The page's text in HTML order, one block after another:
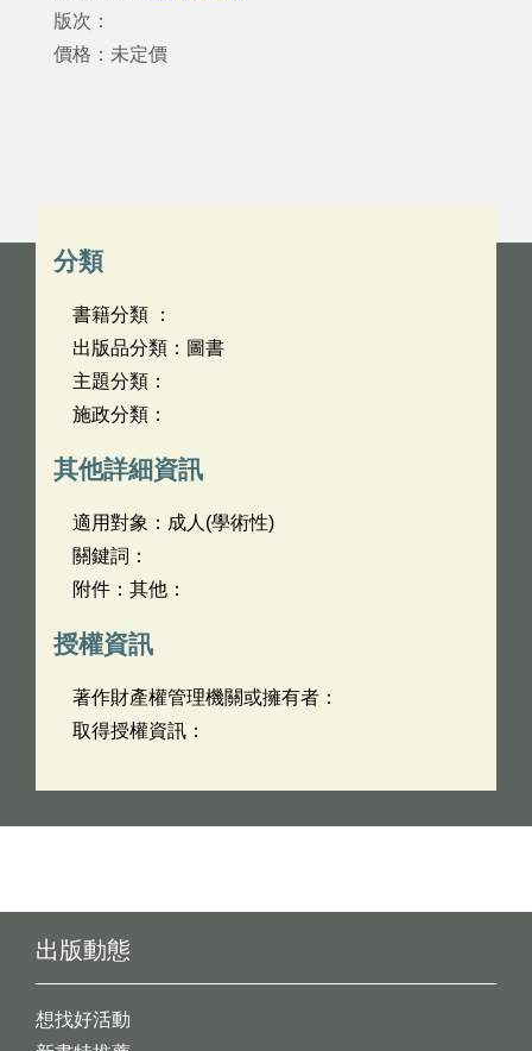
版次：
價格：未定價
分類
書籍分類 ：
出版品分類：圖書
主題分類：
施政分類：
其他詳細資訊
適用對象：成人(學術性)
關鍵詞：
附件：其他：
授權資訊
著作財產權管理機關或擁有者：
取得授權資訊：
出版動態
想找好活動